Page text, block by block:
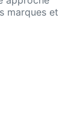
marques et